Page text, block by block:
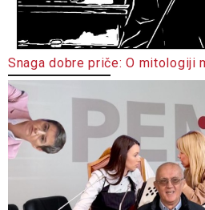
Snaga dobre priče: O mitologiji